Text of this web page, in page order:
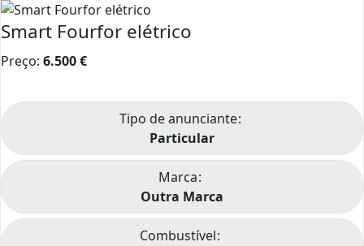
Smart Fourfor elétrico
Preço: 6.500€
Tipo de anunciante
Particular
Marca
Outra Marca
Combustível